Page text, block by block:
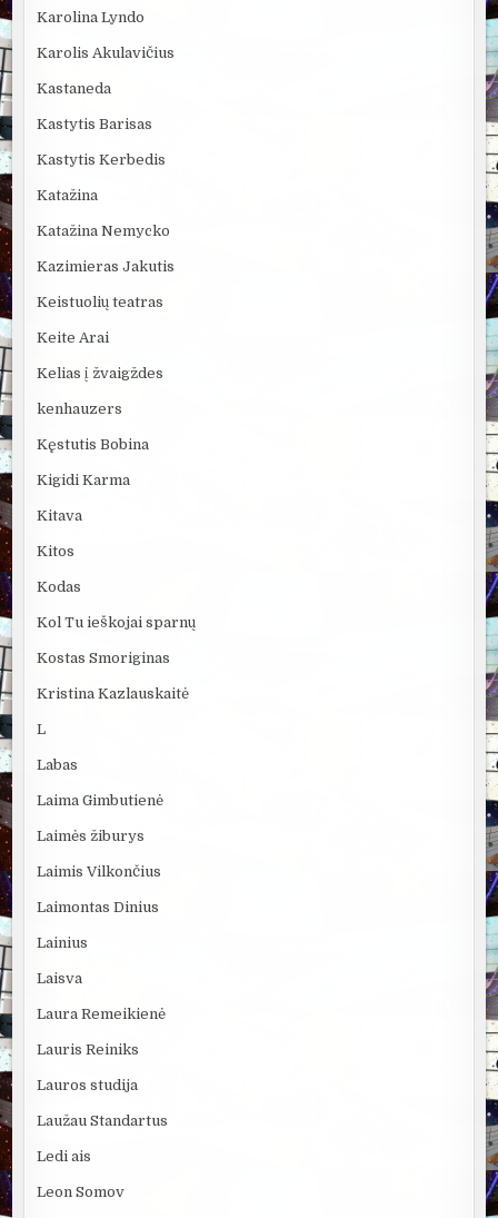
Karolina Lyndo
Karolis Akulavičius
Kastaneda
Kastytis Barisas
Kastytis Kerbedis
Katažina
Katažina Nemycko
Kazimieras Jakutis
Keistuolių teatras
Keite Arai
Kelias į žvaigždes
kenhauzers
Kęstutis Bobina
Kigidi Karma
Kitava
Kitos
Kodas
Kol Tu ieškojai sparnų
Kostas Smoriginas
Kristina Kazlauskaitė
L
Labas
Laima Gimbutienė
Laimės žiburys
Laimis Vilkončius
Laimontas Dinius
Lainius
Laisva
Laura Remeikienė
Lauris Reiniks
Lauros studija
Laužau Standartus
Ledi ais
Leon Somov